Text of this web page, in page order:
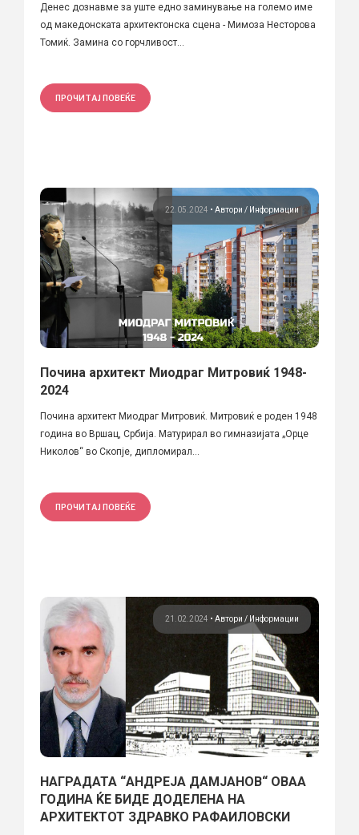
Денес дознавме за уште едно заминување на големо име
од македонската архитектонска сцена - Мимоза Несторова
Томиќ. Замина со горчливост...
ПРОЧИТАЈ ПОВЕЌЕ
22.05.2024 • Автори Информации
Почина архитект Миодраг Митровиќ 1948-
2024
Почина архитект Миодраг Митровиќ. Митровиќ е роден 1948
година во Вршац, Србија. Матурирал во гимназијата „Орце
Николов“ во Скопје, дипломирал...
ПРОЧИТАЈ ПОВЕЌЕ
21.02.2024 • Автори Информации
НАГРАДАТА “АНДРЕЈА ДАМЈАНОВ“ ОВАА
ГОДИНА ЌЕ БИДЕ ДОДЕЛЕНА НА
АРХИТЕКТОТ ЗДРАВКО РАФАИЛОВСКИ